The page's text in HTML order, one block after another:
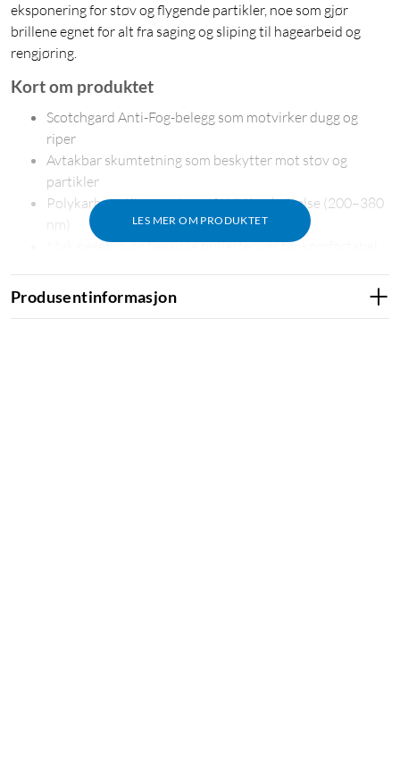
eksponering for støv og flygende partikler, noe som gjør
brillene egnet for alt fra saging og sliping til hagearbeid og
rengjøring.
LES MER OM PRODUKTET
Kort om produktet
Scotchgard Anti-Fog-belegg som motvirker dugg og
riper
Avtakbar skumtetning som beskytter mot støv og
partikler
Polykarbonatlins med 99,9 % UV-beskyttelse (200–380
nm)
Myk nesebro og fleksible brillestenger for komfortabel
Oppbevaringspose i mikrofiber inkludert
Produsentinformasjon